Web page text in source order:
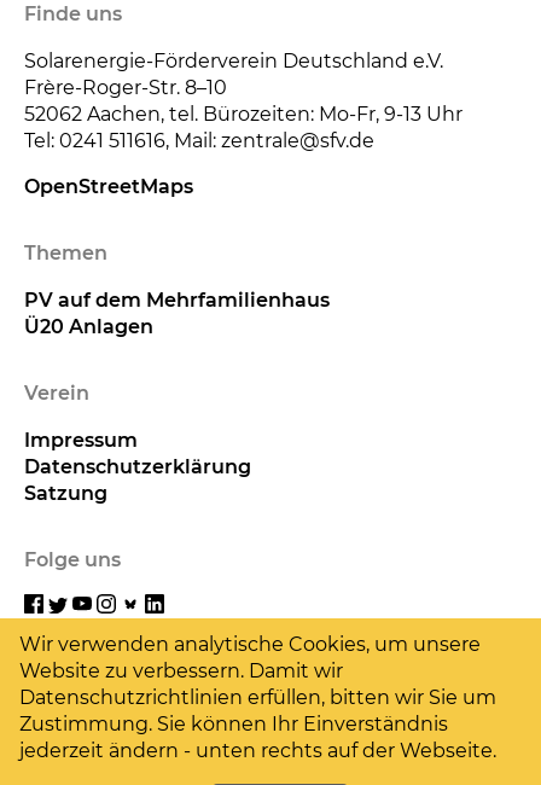
Finde uns
Solarenergie-Förderverein Deutschland e.V.
Frère-Roger-Str. 8–10
52062 Aachen, tel. Bürozeiten: Mo-Fr, 9-13 Uhr
Tel: 0241 511616, Mail: zentrale@sfv.de
OpenStreetMaps
Themen
PV auf dem Mehrfamilienhaus
Ü20 Anlagen
Verein
Impressum
Datenschutzerklärung
Satzung
Folge uns
Hilf uns
Deine Spende
Wir verwenden analytische Cookies, um unsere
Website zu verbessern. Damit wir
Datenschutzrichtlinien erfüllen, bitten wir Sie um
Zustimmung. Sie können Ihr Einverständnis
jederzeit ändern - unten rechts auf der Webseite.